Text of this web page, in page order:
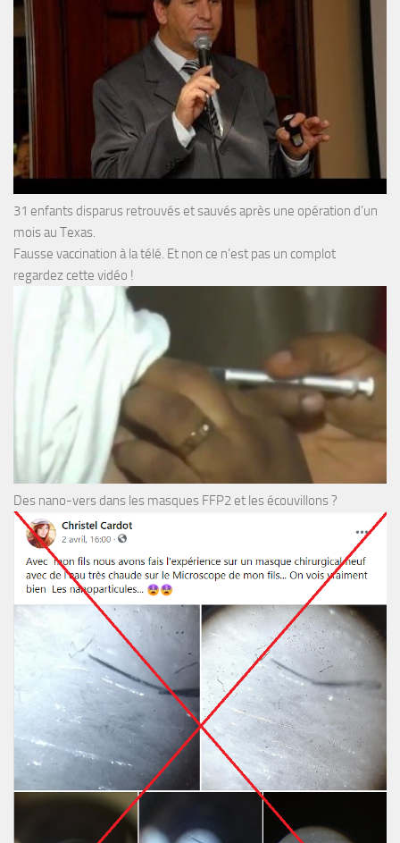
31 enfants disparus retrouvés et sauvés après une opération d’un
mois au Texas.
Fausse vaccination à la télé. Et non ce n’est pas un complot
regardez cette vidéo !
Des nano-vers dans les masques FFP2 et les écouvillons ?